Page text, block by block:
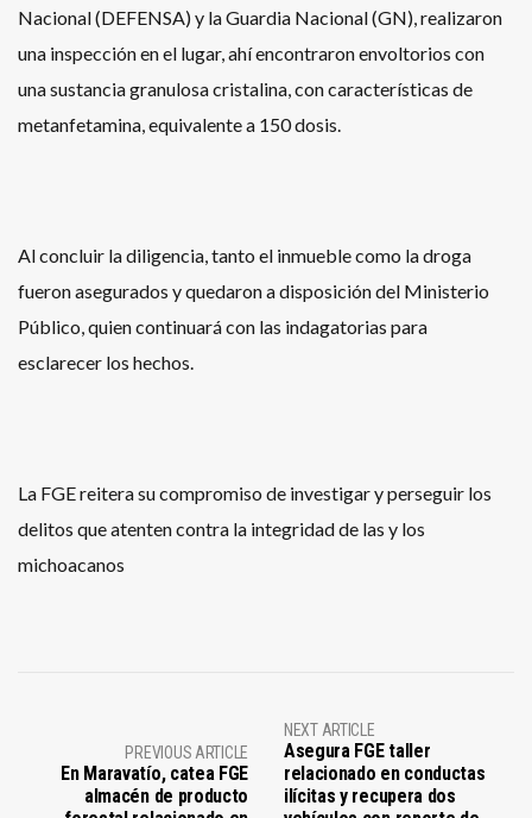
Nacional (DEFENSA) y la Guardia Nacional (GN), realizaron
una inspección en el lugar, ahí encontraron envoltorios con
una sustancia granulosa cristalina, con características de
metanfetamina, equivalente a 150 dosis.
Al concluir la diligencia, tanto el inmueble como la droga
fueron asegurados y quedaron a disposición del Ministerio
Público, quien continuará con las indagatorias para
esclarecer los hechos.
La FGE reitera su compromiso de investigar y perseguir los
delitos que atenten contra la integridad de las y los
michoacanos
PREVIOUS ARTICLE
En Maravatío, catea FGE
almacén de producto
NEXT ARTICLE
Asegura FGE taller
relacionado en conductas
ilícitas y recupera dos